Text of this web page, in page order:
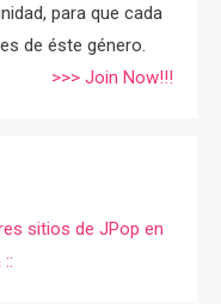
para que cada
de éste género.
>>> Join Now!!!